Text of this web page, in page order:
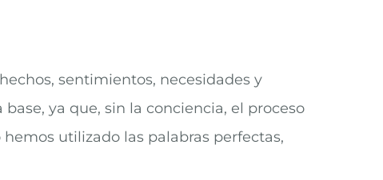
sentimientos, necesidades y
ya que, sin la conciencia, el proceso
utilizado las palabras perfectas,